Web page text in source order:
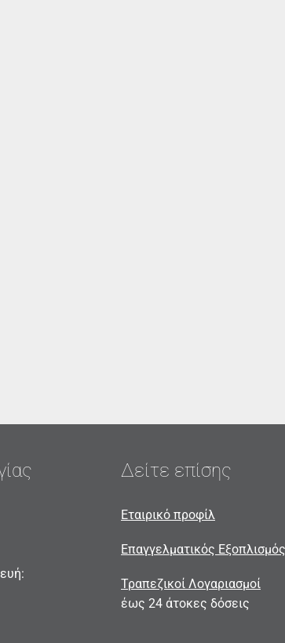
Δείτε επίσης
Εταιρικό προφίλ
Επαγγελματικός Εξοπλισμός
Τραπεζικοί Λογαριασμοί
έως 24 άτοκες δόσεις